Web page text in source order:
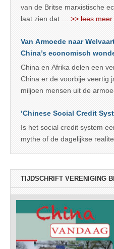
van de Britse marxistische
laat zien dat
… >> lees meer
Van Armoede naar
China’s economisch
China en Afrika delen een
China er de voorbije veertig
miljoen mensen uit de
‘Chinese Social Credit
Is het social credit system
mythe of de dagelijkse
TIJDSCHRIFT VERENIGING